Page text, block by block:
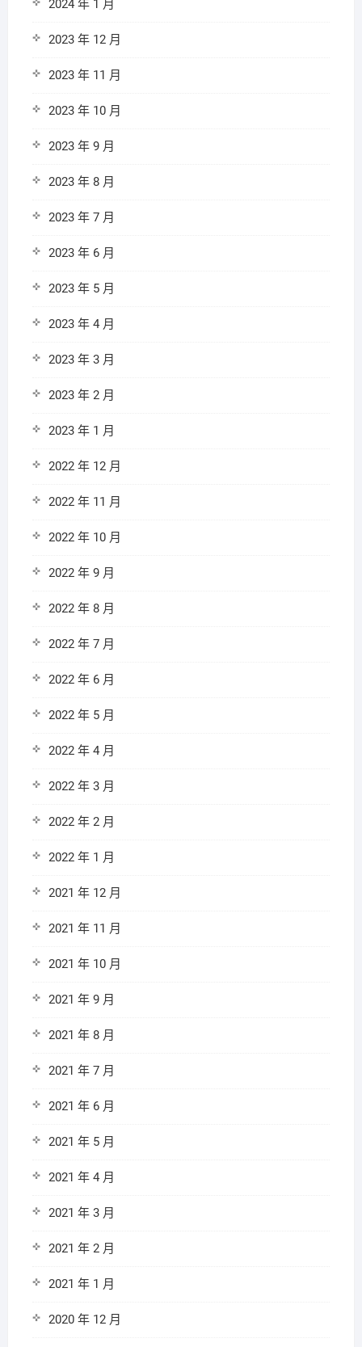
2024 年 1 月
2023 年 12 月
2023 年 11 月
2023 年 10 月
2023 年 9 月
2023 年 8 月
2023 年 7 月
2023 年 6 月
2023 年 5 月
2023 年 4 月
2023 年 3 月
2023 年 2 月
2023 年 1 月
2022 年 12 月
2022 年 11 月
2022 年 10 月
2022 年 9 月
2022 年 8 月
2022 年 7 月
2022 年 6 月
2022 年 5 月
2022 年 4 月
2022 年 3 月
2022 年 2 月
2022 年 1 月
2021 年 12 月
2021 年 11 月
2021 年 10 月
2021 年 9 月
2021 年 8 月
2021 年 7 月
2021 年 6 月
2021 年 5 月
2021 年 4 月
2021 年 3 月
2021 年 2 月
2021 年 1 月
2020 年 12 月